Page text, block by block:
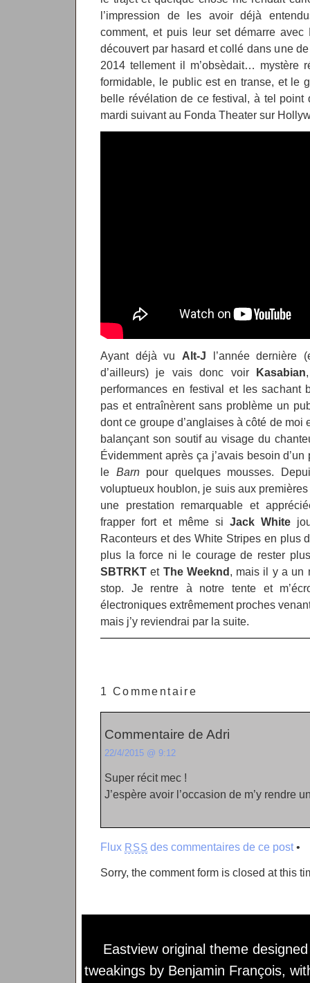
l’impression de les avoir déjà
comment, et puis leur set démarre avec
découvert par hasard et collé dans une
2014 tellement il m’obsèdait… mystère
formidable, le public est en transe, et le
belle révélation de ce festival, à tel
mardi suivant au Fonda Theater sur
Ayant déjà vu Alt-J l’année dernière
d’ailleurs) je vais donc voir Kasabian
performances en festival et les sachant
pas et entraînèrent sans problème un
dont ce groupe d’anglaises à côté de moi
balançant son soutif au visage du
Évidemment après ça j’avais besoin
le Barnpour quelques mousses.
voluptueux houblon, je suis aux
une prestation remarquable et
frapper fort et même si Jack White
Raconteurs et des White Stripes en plus
plus la force ni le courage de rester
SBTRKT et The Weeknd, mais il y a un
stop. Je rentre à notre tente et
électroniques extrêmement proches
mais j’y reviendrai par la suite.
1 Commentaire
Commentaire de Adri
22/4/2015 @ 9:12
Super récit mec !
J’espère avoir l’occasion de m’y rendre
Flux RSS des commentaires de ce post•
Sorry, the comment form is closed at this
Eastview original theme
tweakings by Benjamin François,